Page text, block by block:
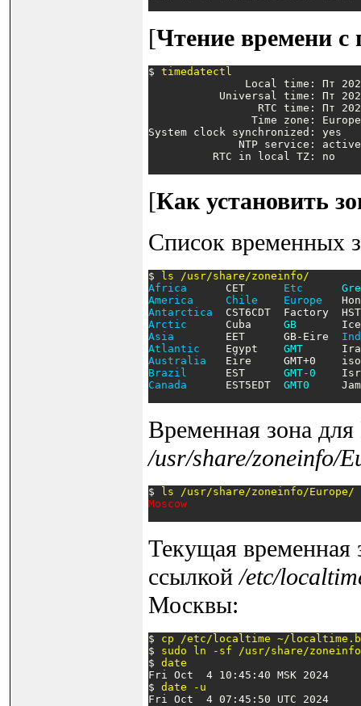
[Чтение времени
$ timedatectl
Local time: Пт
Universal time: Пт
RTC time: Пт
Time zone:
System clock synchronized: yes
              NTP service: active
          RTC in local TZ: no
[Как установить
Список временных
$
ls /usr/share/zoneinfo/
Africa
      CET
Etc
America
Chile Europe
Antarctica
CST6CDT  Factory
Arctic
      Cuba
GB
Asia
        EET      GB-Eire
Atlantic
    Egypt
GMT
Australia
Eire     GMT+0
Brazil
      EST
GMT-0
Canada
      EST5EDT
GMT0
Временная зона
/usr/share/zoneinfo/
$
ls /usr/share/zoneinfo/Europe/
Moscow
Текущая временная
ссылкой/etc/
Москвы:
$ cp /etc/localtime ~/
$ sudo ln -sf /usr/share/
$ date
Fri Oct  4 10:45:40 MSK 2024
$ date -u
Fri Oct  4 07:45:50 UTC 2024